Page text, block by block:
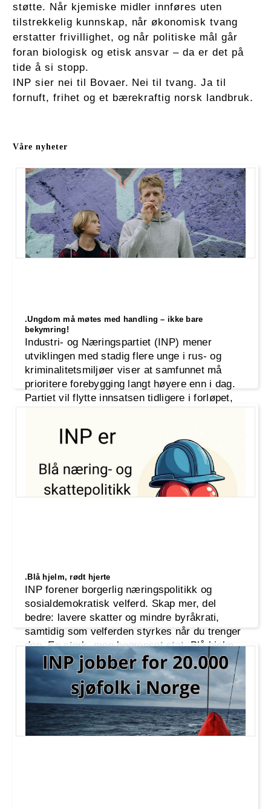
støtte. Når kjemiske midler innføres uten
tilstrekkelig kunnskap, når økonomisk tvang
erstatter frivillighet, og når politiske mål går
foran biologisk og etisk ansvar – da er det på
tide å si stopp.
INP sier nei til Bovaer. Nei til tvang. Ja til
fornuft, frihet og et bærekraftig norsk landbruk.
Våre nyheter
.Ungdom må møtes med handling – ikke bare
bekymring!
Industri- og Næringspartiet (INP) mener
utviklingen med stadig flere unge i rus- og
kriminalitetsmiljøer viser at samfunnet må
prioritere forebygging langt høyere enn i dag.
Partiet vil flytte innsatsen tidligere i forløpet,
og familier, og sikre at ungdom får hjelp før
problemene utvikler seg til uten
.Blå hjelm, rødt hjerte
INP forener borgerlig næringspolitikk og
sosialdemokratisk velferd. Skap mer, del
bedre: lavere skatter og mindre byråkrati,
samtidig som velferden styrkes når du trenger
den. En sterk, men begrenset stat. Blå hjelm,
rødt hjerte.